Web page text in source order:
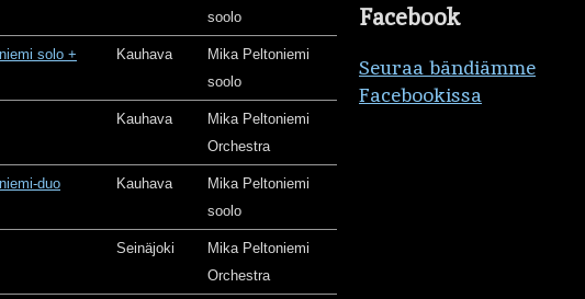
soolo
solo +
Kauhava
Mika Peltoniemi
soolo
Kauhava
Mika Peltoniemi
Orchestra
duo Kauhava
Mika Peltoniemi
soolo
Seinäjoki
Mika Peltoniemi
Orchestra
Facebook
Seuraa bändiämme
Facebookissa